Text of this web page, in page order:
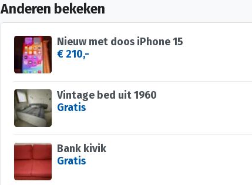
Anderen bekeken
Nieuw met doos iPhone 15
€ 210,-
Vintage bed uit 1960
Gratis
Bank kivik
Gratis